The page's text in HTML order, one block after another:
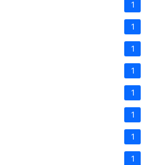
1
1
1
1
1
1
1
1